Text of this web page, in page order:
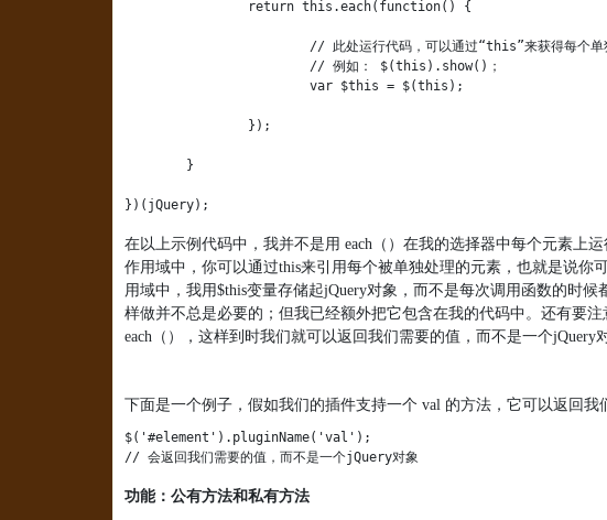
})(jQuery);
在以上示例代码中，我并不是用 each （）在我的选择器中每个元素上
作用域中，你可以通过this来引用每个被单独处理的元素，也就是说你
用域中，我用$this变量存储起jQuery对象，而不是每次调用函数的时候
样做并不总是必要的；但我已经额外把它包含在我的代码中。还有要
each （），这样到时我们就可以返回我们需要的值，而不是一个jQuery
下面是一个例子，假如我们的插件支持一个 val 的方法，它可以返回我
$('#element').pluginName('val');
// 会返回我们需要的值，而不是一个jQuery对象
功能：公有方法和私有方法